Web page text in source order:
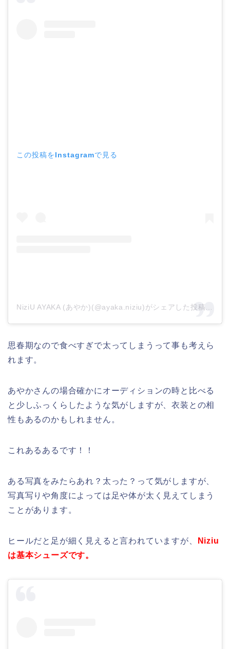
この投稿をInstagramで見る
思春期なので食べすぎで太ってしまうって事も考えら
れます。
あやかさんの場合確かにオーディションの時と比べる
と少しふっくらしたような気がしますが、衣装との相
性もあるのかもしれません。
これあるあるです！！
ある写真をみたらあれ？太った？って気がしますが、
写真写りや角度によっては足や体が太く見えてしまう
ことがあります。
ヒールだと足が細く見えると言われていますが、
Niziu
は基本シューズです。